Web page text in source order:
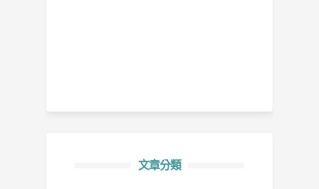
文章分類